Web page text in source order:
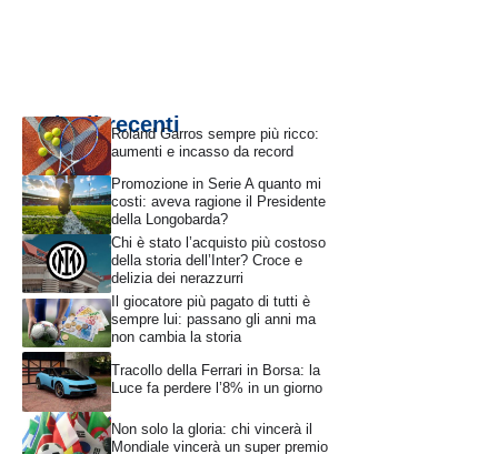
Articoli recentiRoland Garros sempre più ricco:
aumenti e incasso da record
Promozione in Serie A quanto mi
costi: aveva ragione il Presidente
della Longobarda?
Chi è stato l’acquisto più costoso
della storia dell’Inter? Croce e
delizia dei nerazzurri
Il giocatore più pagato di tutti è
sempre lui: passano gli anni ma
non cambia la storia
Tracollo della Ferrari in Borsa: la
Luce fa perdere l’8% in un giorno
Non solo la gloria: chi vincerà il
Mondiale vincerà un super premio